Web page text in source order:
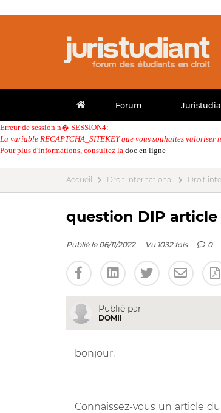
Forum
Erreur de session n� SESSION4:
La variable RECAPTCHA_SITEKEY que vous souhaitez valoriser
Pour plus d'informations, consultez la doc en ligne
Accueil Droit international Droit
question DIP
Publié le 06/11/2022 Vu 1032 fois 0
Publié par
DOMII
bonjour,
Connaissez-vous un article